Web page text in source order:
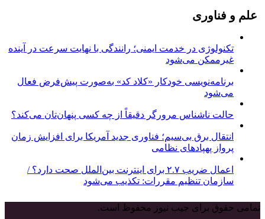
علم و فناوری
تکنولوژی در خدمت ایمنی؛ رانندگی با نهایت سرعت در آینده
غیرممکن می‌شود
برنامه‌نویسی خودکار «کلاد کد» به‌صورت پیش‌فرض فعال
می‌شود
حالت ناشناس مرورگر دقیقاً از چه کسی پنهان‌تان می‌کند؟
انتقال برق بی‌سیم؛ فناوری جدید آمریکا برای افزایش زمان
پرواز پهپادهای نظامی
اعمال ضریب ۲.۷ برای اینترنت بین‌الملل صحت دارد؟ /
سازمان تنظیم مقررات: تکذیب می‌شود
تمامی حقوق برای جیب نیوز محفوظ است.